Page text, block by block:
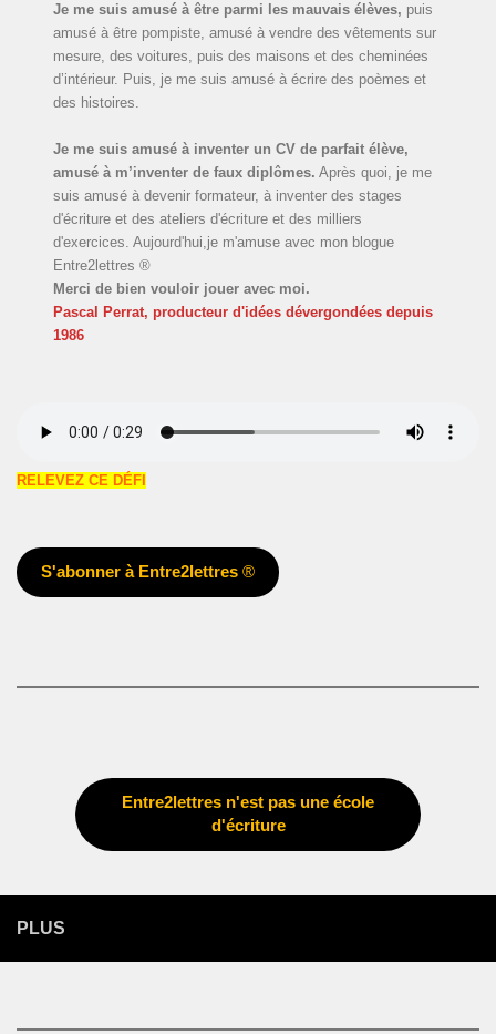
Je me suis amusé à être parmi les mauvais élèves, puis
amusé à être pompiste, amusé à vendre des vêtements sur
mesure, des voitures, puis des maisons et des cheminées
d’intérieur. Puis, je me suis amusé à écrire des poèmes et
des histoires.
Je me suis amusé à inventer un CV de parfait élève,
amusé à m’inventer de faux diplômes. Après quoi, je me
suis amusé à devenir formateur, à inventer des stages
d'écriture et des ateliers d'écriture et des milliers
d'exercices. Aujourd'hui,je m'amuse avec mon blogue
Entre2lettres ®
Merci de bien vouloir jouer avec moi.
Pascal Perrat, producteur d'idées dévergondées depuis
1986
RELEVEZ CE DÉFI
S'abonner à Entre2lettres®
Entre2lettres n'est pas une école
d'écriture
PLUS